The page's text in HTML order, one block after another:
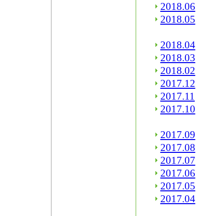
2018.06
2018.05
2018.04
2018.03
2018.02
2017.12
2017.11
2017.10
2017.09
2017.08
2017.07
2017.06
2017.05
2017.04